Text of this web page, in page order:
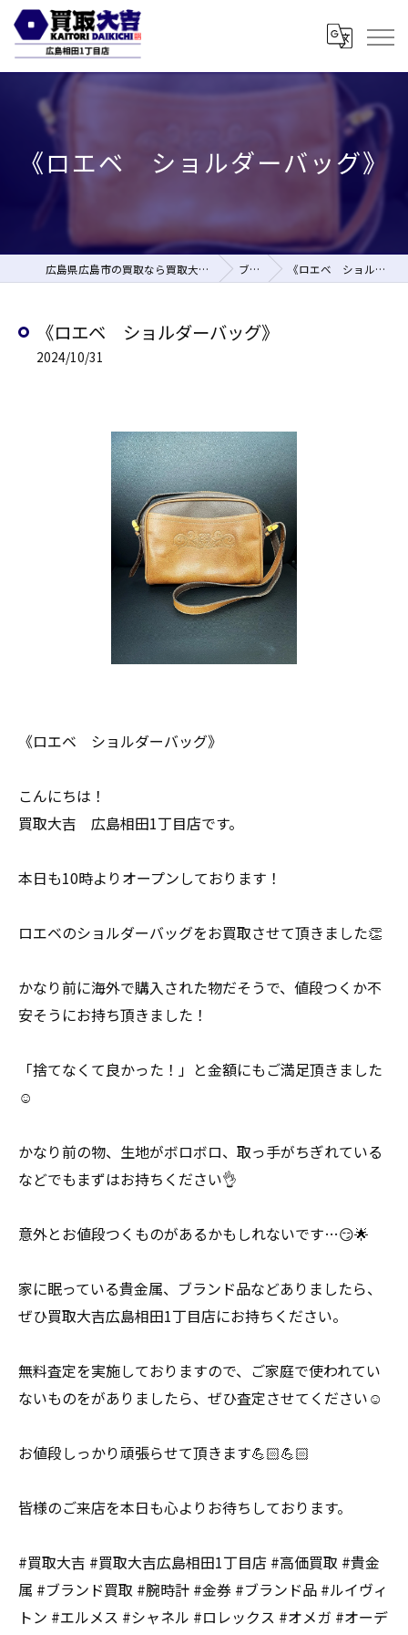
《ロエベ ショルダーバッグ》
広島県広島市の買取なら買取大吉 広島相田1丁目店 ブログ 《ロエベ ショルダーバッグ》
《ロエベ ショルダーバッグ》
2024/10/31
《ロエベ ショルダーバッグ》
こんにちは！
買取大吉 広島相田1丁目店です。
本日も10時よりオープンしております！
ロエベのショルダーバッグをお買取させて頂きました👏
かなり前に海外で購入された物だそうで、値段つくか不
安そうにお持ち頂きました！
「捨てなくて良かった！」と金額にもご満足頂きました
☺️
かなり前の物、生地がボロボロ、取っ手がちぎれている
などでもまずはお持ちください👌
意外とお値段つくものがあるかもしれないです…😏🌟
家に眠っている貴金属、ブランド品などありましたら、
ぜひ買取大吉広島相田1丁目店にお持ちください。
無料査定を実施しておりますので、ご家庭で使われてい
ないものをがありましたら、ぜひ査定させてください☺️
お値段しっかり頑張らせて頂きます💪🏻💪🏻
皆様のご来店を本日も心よりお待ちしております。
#買取大吉 #買取大吉広島相田1丁目店 #高価買取 #貴金
属 #ブランド買取 #腕時計 #金券 #ブランド品 #ルイヴィ
トン #エルメス #シャネル #ロレックス #オメガ #オーデ